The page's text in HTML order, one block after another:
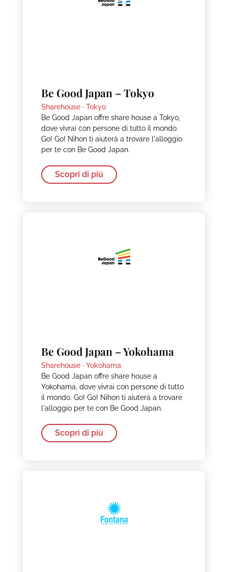
Be Good Japan – Tokyo
Sharehouse · Tokyo
Be Good Japan offre share house a Tokyo,
dove vivrai con persone di tutto il mondo.
Go! Go! Nihon ti aiuterà a trovare l'alloggio
per te con Be Good Japan.
Scopri di più
Be Good Japan – Yokohama
Sharehouse · Yokohama
Be Good Japan offre share house a
Yokohama, dove vivrai con persone di tutto
il mondo. Go! Go! Nihon ti aiuterà a trovare
l'alloggio per te con Be Good Japan.
Scopri di più